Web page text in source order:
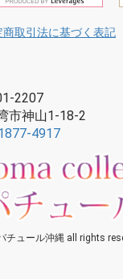
商取引法に基づく表記
2207
市神山1-18-2
4917
チュール沖縄 all rights